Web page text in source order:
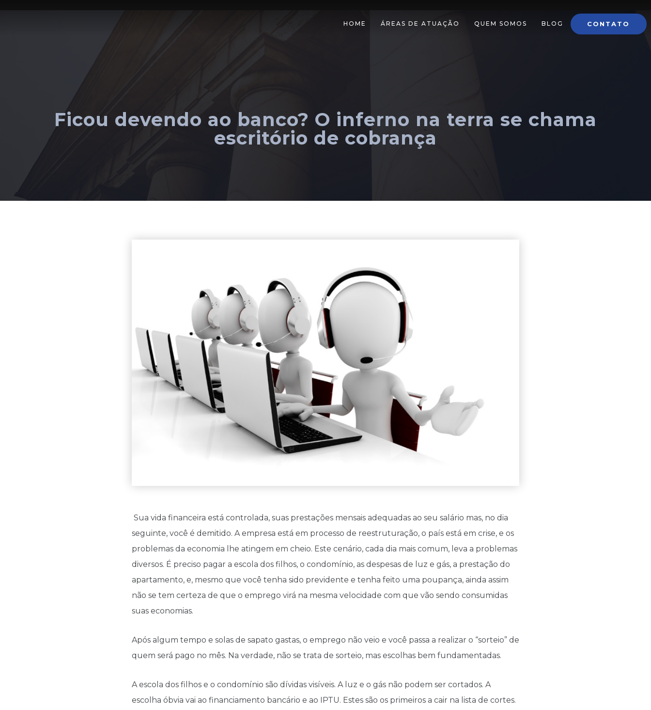
HOME ÁREAS DE ATUAÇÃO QUEM SOMOS BLOG CONTATO
Ficou devendo ao banco? O inferno na terra se chama
escritório de cobrança
Sua vida financeira está controlada, suas prestações mensais adequadas ao seu salário mas, no dia
seguinte, você é demitido. A empresa está em processo de reestruturação, o país está em crise, e os
problemas da economia lhe atingem em cheio. Este cenário, cada dia mais comum, leva a problemas
diversos. É preciso pagar a escola dos filhos, o condomínio, as despesas de luz e gás, a prestação do
apartamento, e, mesmo que você tenha sido previdente e tenha feito uma poupança, ainda assim
não se tem certeza de que o emprego virá na mesma velocidade com que vão sendo consumidas
suas economias.
Após algum tempo e solas de sapato gastas, o emprego não veio e você passa a realizar o “sorteio” de
quem será pago no mês. Na verdade, não se trata de sorteio, mas escolhas bem fundamentadas.
A escola dos filhos e o condomínio são dívidas visíveis. A luz e o gás não podem ser cortados. A
escolha óbvia vai ao financiamento bancário e ao IPTU. Estes são os primeiros a cair na lista de cortes.